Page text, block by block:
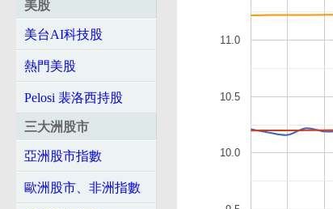
美股
美台AI科技股
熱門美股
Pelosi 裴洛西持股
三大洲股市
亞洲股市指數
歐洲股市、非洲指數
10.0
10.5
11.0